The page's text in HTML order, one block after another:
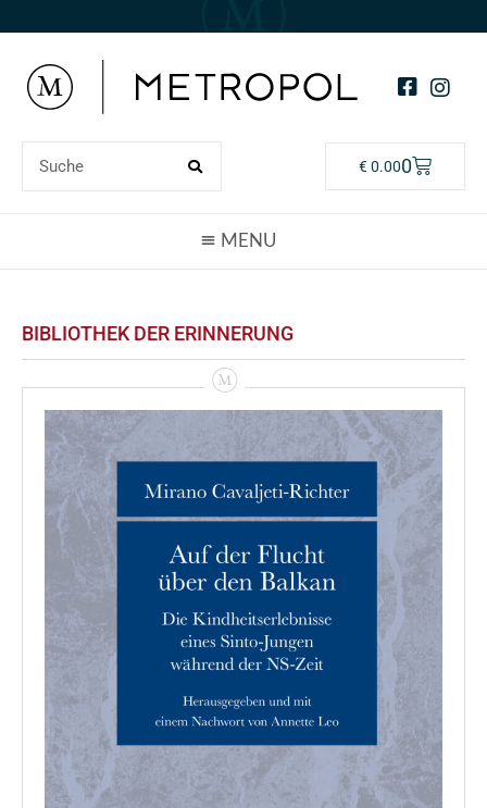
€0.000
BIBLIOTHEK DER ERINNERUNG